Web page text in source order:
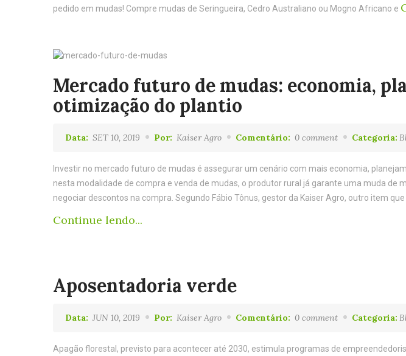
pedido em mudas! Compre mudas de Seringueira, Cedro Australiano ou Mogno Africano e
Mercado futuro de mudas: economia,
otimização do plantio
Data: SET 10, 2019 Por: Kaiser Agro Comentário: 0 comment Categoria:
Investir no mercado futuro de mudas é assegurar um cenário com mais economia,
nesta modalidade de compra e venda de mudas, o produtor rural já garante uma muda de
negociar descontos na compra. Segundo Fábio Tônus, gestor da Kaiser Agro, outro item que
Continue lendo...
Aposentadoria verde
Data: JUN 10, 2019 Por: Kaiser Agro Comentário: 0 comment Categoria:
Apagão florestal, previsto para acontecer até 2030, estimula programas de